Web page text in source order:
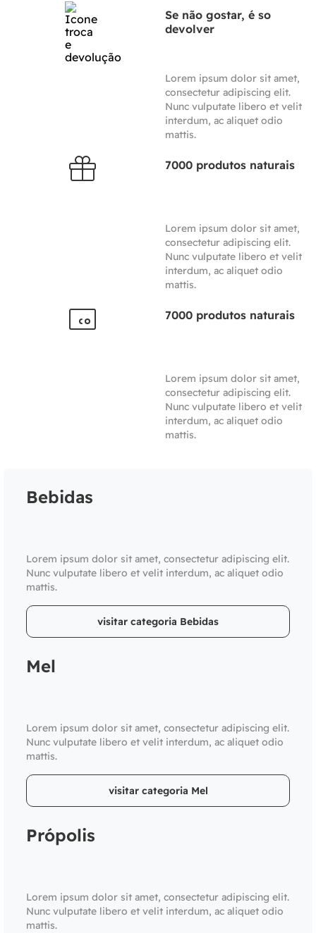
Se não gostar, é so
devolver
Lorem ipsum dolor sit amet,
consectetur adipiscing elit.
Nunc vulputate libero et velit
interdum, ac aliquet odio
mattis.
7000 produtos naturais
Lorem ipsum dolor sit amet,
consectetur adipiscing elit.
Nunc vulputate libero et velit
interdum, ac aliquet odio
mattis.
7000 produtos naturais
Lorem ipsum dolor sit amet,
consectetur adipiscing elit.
Nunc vulputate libero et velit
interdum, ac aliquet odio
mattis.
Bebidas
Lorem ipsum dolor sit amet, consectetur adipiscing elit.
Nunc vulputate libero et velit interdum, ac aliquet odio
mattis.
visitar categoria Bebidas
Mel
Lorem ipsum dolor sit amet, consectetur adipiscing elit.
Nunc vulputate libero et velit interdum, ac aliquet odio
mattis.
visitar categoria Mel
Própolis
Lorem ipsum dolor sit amet, consectetur adipiscing elit.
Nunc vulputate libero et velit interdum, ac aliquet odio
mattis.